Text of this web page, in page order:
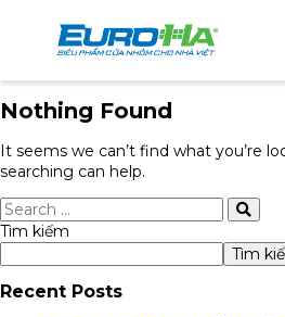
Nothing Found
It seems we can’t find what you’re
searching can help.
Tìm kiếm
Tìm
Recent Posts